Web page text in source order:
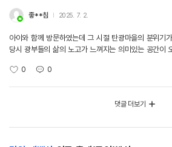
좋**침 2025. 7. 2.
아이와 함께 방문하였는데 그 시절 탄광마을의 분위기
당시 광부들의 삶의 노고가 느껴지는 의미있는 공간이
0 0
댓글 더보기